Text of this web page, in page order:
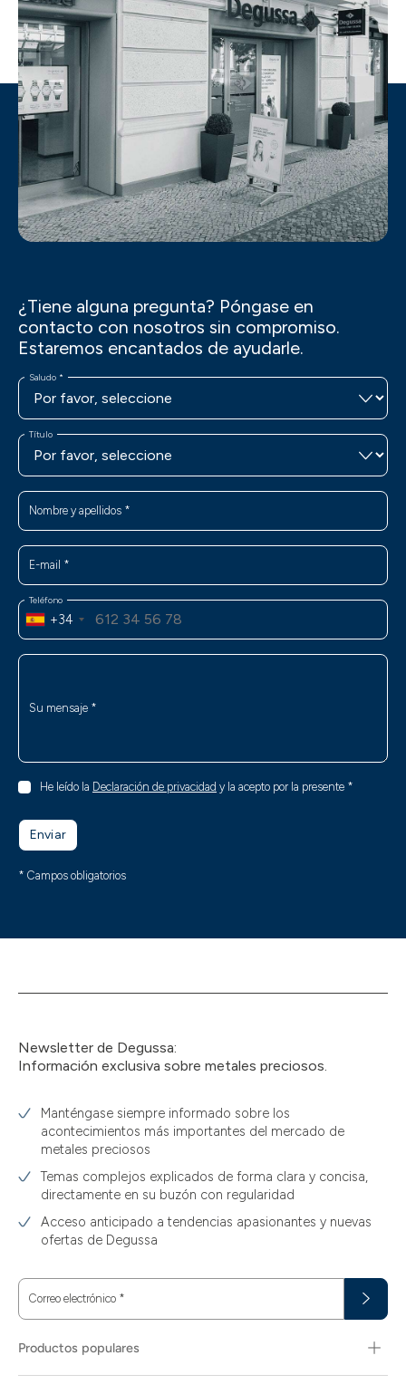
¿Tiene alguna pregunta? Póngase en
contacto con nosotros sin compromiso.
Estaremos encantados de ayudarle.
Saludo *
Título
Nombre y apellidos *
E-mail *
Teléfono
+34
Su mensaje *
He leído la Declaración de privacidad y la acepto por la presente *
Enviar
* Campos obligatorios
Newsletter de Degussa:
Información exclusiva sobre metales preciosos.
Manténgase siempre informado sobre los
acontecimientos más importantes del mercado de
metales preciosos
Temas complejos explicados de forma clara y concisa,
directamente en su buzón con regularidad
Acceso anticipado a tendencias apasionantes y nuevas
ofertas de Degussa
Correo electrónico *
Productos populares